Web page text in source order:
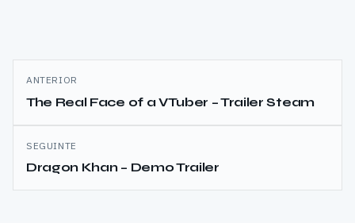
Navegação
de
artigos
ANTERIOR
The Real Face of a VTuber – Trailer Steam
SEGUINTE
Dragon Khan – Demo Trailer